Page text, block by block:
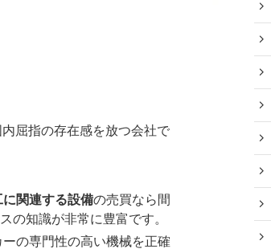
屈指の存在感を放つ会社で
に関連する設備の売買なら間
の知識が非常に豊富です。
の専門性の高い機械を正確